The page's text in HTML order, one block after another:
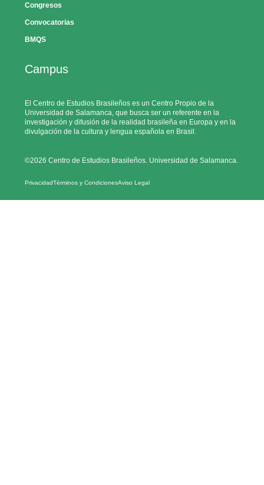
Congresos
Convocatorias
BMQS
Campus
El Centro de Estudios Brasileños es un Centro Propio de la
Universidad de Salamanca, que busca ser un referente en la
investigación y difusión de la realidad brasileña en Europa y en la
divulgación de la cultura y lengua española en Brasil.
©2026 Centro de Estudios Brasileños. Universidad de Salamanca.
PrivacidadTérminos y CondicionesAviso Legal